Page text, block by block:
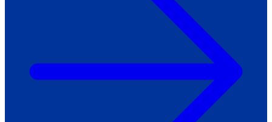
челендж «Україно, ти є!»
Молодіжний челендж «Жестова
мова для мене – це…»
Репортажі спеціальних та
інклюзивних начальних закладів
України
Як приклад стійкості спільноти
Говоримо коротко про наболіле
Міжнародний тиждень глухих людей